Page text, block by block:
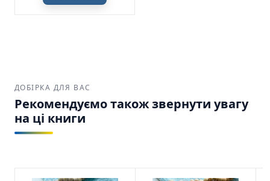
ДОБІРКА ДЛЯ ВАС
Рекомендуємо також звернути увагу
на ці книги